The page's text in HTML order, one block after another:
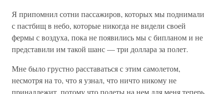
Я припомнил сотни пассажиров, которых мы поднимали
с пастбищ в небо, которые никогда не видели своей
фермы с воздуха, пока не появились мы с бипланом и не
представили им такой шанс — три доллара за полет.
Мне было грустно расставаться с этим самолетом,
несмотря на то, что я узнал, что ничто никому не
принадлежит, потому что полеты на нем для меня теперь